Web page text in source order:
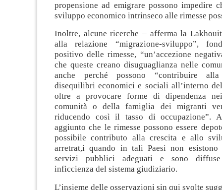
propensione ad emigrare possono impedire
sviluppo economico intrinseco alle rimesse
Inoltre, alcune ricerche – afferma la
alla relazione “migrazione-sviluppo”,
positivo delle rimesse, “un’accezione
che queste creano disuguaglianza nelle
anche perché possono “contribuire
disequilibri economici e sociali all’interno
oltre a provocare forme di dipendenza
comunità o della famiglia dei migranti
riducendo così il tasso di occupazione”.
aggiunto che le rimesse possono essere
possibile contributo alla crescita e allo
arretrat,i quando in tali Paesi non esistono
servizi pubblici adeguati e sono
inficcienza del sistema giudiziario.
L’insieme delle osservazioni sin qui svolte